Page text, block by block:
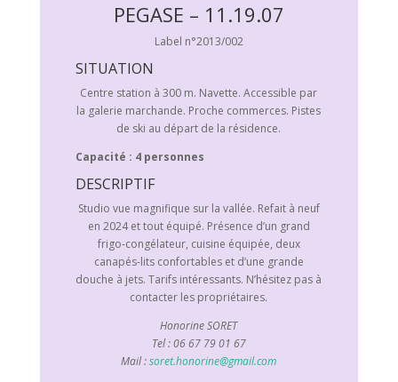
PEGASE – 11.19.07
Label n°2013/002
SITUATION
Centre station à 300 m. Navette. Accessible par
la galerie marchande. Proche commerces. Pistes
de ski au départ de la résidence.
Capacité : 4 personnes
DESCRIPTIF
Studio vue magnifique sur la vallée. Refait à neuf
en 2024 et tout équipé. Présence d’un grand
frigo-congélateur, cuisine équipée, deux
canapés-lits confortables et d’une grande
douche à jets. Tarifs intéressants. N’hésitez pas à
contacter les propriétaires.
Honorine SORET
Tel : 06 67 79 01 67
Mail :soret.honorine@gmail.com